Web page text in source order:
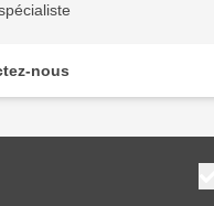
nous